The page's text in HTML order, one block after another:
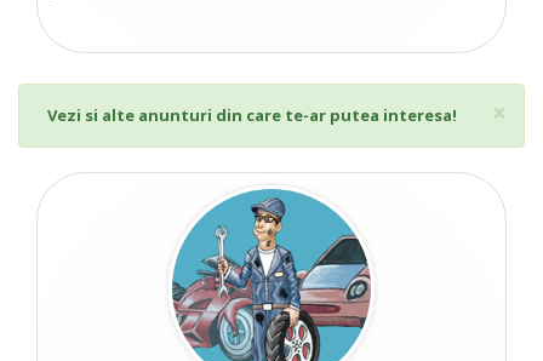
×
Vezi si alte anunturi din care te-ar putea interesa!